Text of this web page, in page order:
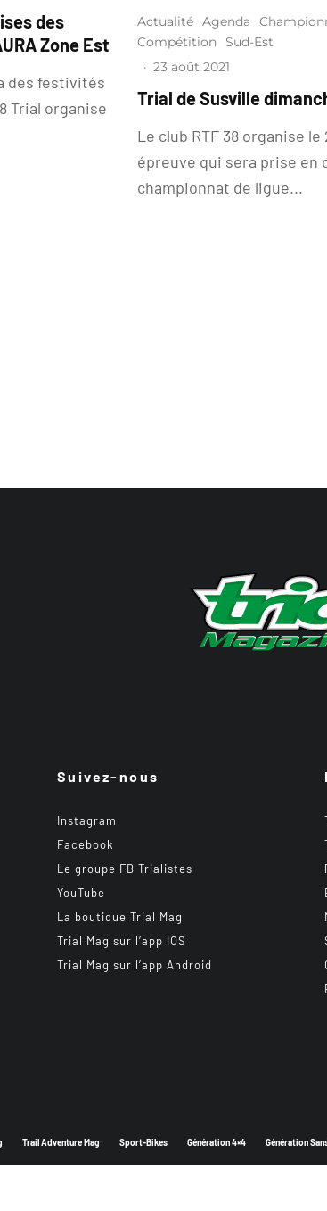
des
Zone Est
des festivités
Trial organise
Actualité Agenda
Compétition
Sud-Est
· 23 août 2021
Trial de Susville
Le club RTF 38 organise le
épreuve qui sera prise en
championnat de ligue...
Suivez-nous
Instagram
Facebook
Le groupe FB Trialistes
YouTube
La boutique Trial Mag
Trial Mag sur l’app IOS
Trial Mag sur l’app Android
Trail Adventure Mag Sport-Bikes Génération 4×4 Génération